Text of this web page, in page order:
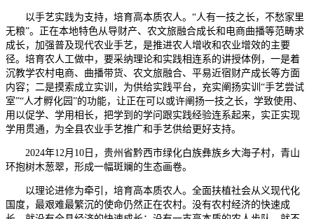
以手艺实践为支持，培育高本质农人。“人有一技之长，不愁家里
无粮”。正在本地特色从导财产、农文旅融合成长和电商曲播等范畴求
成长，加强普及现代农业手艺，是推进农人增收和农业增效的主要
径。培育农人工做中，要采纳理论和实践相连系的讲授体例，一是着
沉教学农村电商、曲播带货、农文旅融合、平易近宿财产成长等方面
内容；二是摸索成立实训，为供给实践平台，充实阐扬实训“手艺尝试
室”“人才孵化园”的功能，让正在可以或许阐扬一技之长，学致使用、
用以促学、学用相长，把学到的学问跟实践经验连系起来，实正实现
学用贯通，为全县农业手艺推广和手艺供给更好支持。
2024年12月10日，贵州省黔西市绿化白族彝族乡大海子村，青山
环抱树木葱翠，形成一幅斑斓的生态画卷。
以理论进修为牵引，培育高本质农人。全面扶植社会从义现代化
国度，最艰难最繁沉的使命仍然正在农村。没有农村经济的快速成